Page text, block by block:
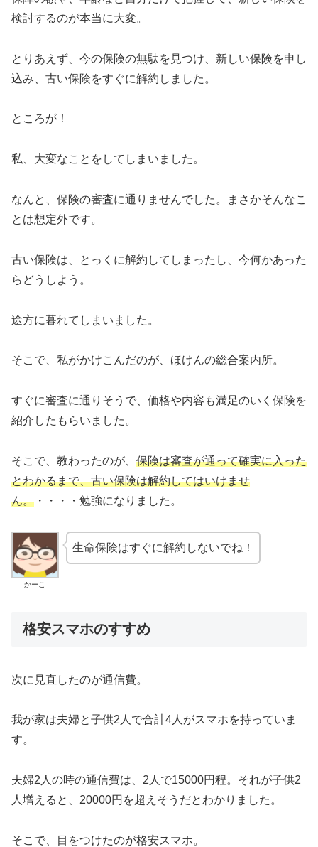
検討するのが本当に大変。
とりあえず、今の保険の無駄を見つけ、新しい保険を申し
込み、古い保険をすぐに解約しました。
ところが！
私、大変なことをしてしまいました。
なんと、保険の審査に通りませんでした。まさかそんなこ
とは想定外です。
古い保険は、とっくに解約してしまったし、今何かあった
らどうしよう。
途方に暮れてしまいました。
そこで、私がかけこんだのが、ほけんの総合案内所。
すぐに審査に通りそうで、価格や内容も満足のいく保険を
紹介したもらいました。
そこで、教わったのが、 保険は審査が通って確実に入った
とわかるまで、古い保険は解約してはいけませ
ん。 ・・・・勉強になりました。
かーこ
生命保険はすぐに解約しないでね！
格安スマホのすすめ
次に見直したのが通信費。
我が家は夫婦と子供2人で合計4人がスマホを持っていま
す。
夫婦2人の時の通信費は、2人で15000円程。それが子供2
人増えると、20000円を超えそうだとわかりました。
そこで、目をつけたのが格安スマホ。